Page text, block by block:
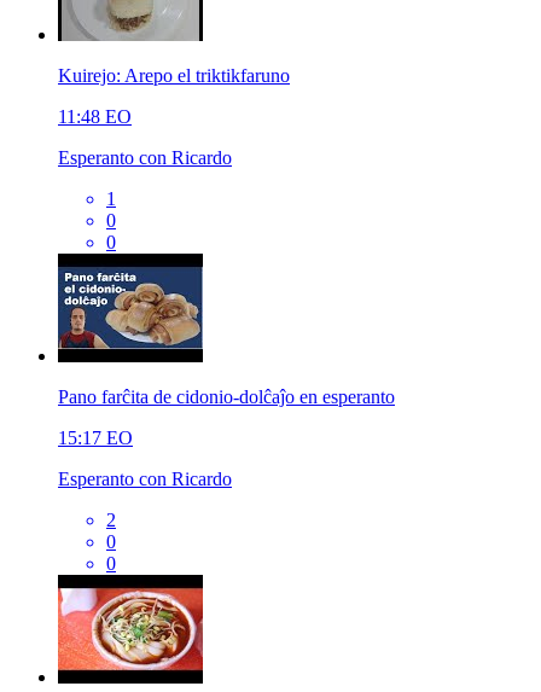
Kuirejo: Arepo el triktikfaruno
11:48 EO
Esperanto con Ricardo
1
0
0
Pano farĉita de cidonio-dolĉaĵo en esperanto
15:17 EO
Esperanto con Ricardo
2
0
0